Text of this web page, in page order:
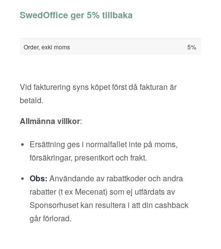
SwedOffice ger 5% tillbaka
Order, exkl moms 5%
Vid fakturering syns köpet först då fakturan är
betald.
Allmänna villkor:
Ersättning ges i normalfallet inte på moms,
försäkringar, presentkort och frakt.
Obs: Användande av rabattkoder och andra
rabatter (t ex Mecenat) som ej utfärdats av
Sponsorhuset kan resultera i att din cashback
går förlorad.